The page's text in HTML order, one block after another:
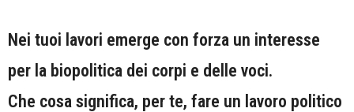
Nei tuoi lavori emerge con forza un interesse
per la biopolitica dei corpi e delle voci.
Che cosa significa, per te, fare un lavoro politico